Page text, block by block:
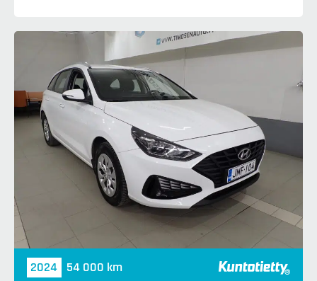
2024 54 000 km